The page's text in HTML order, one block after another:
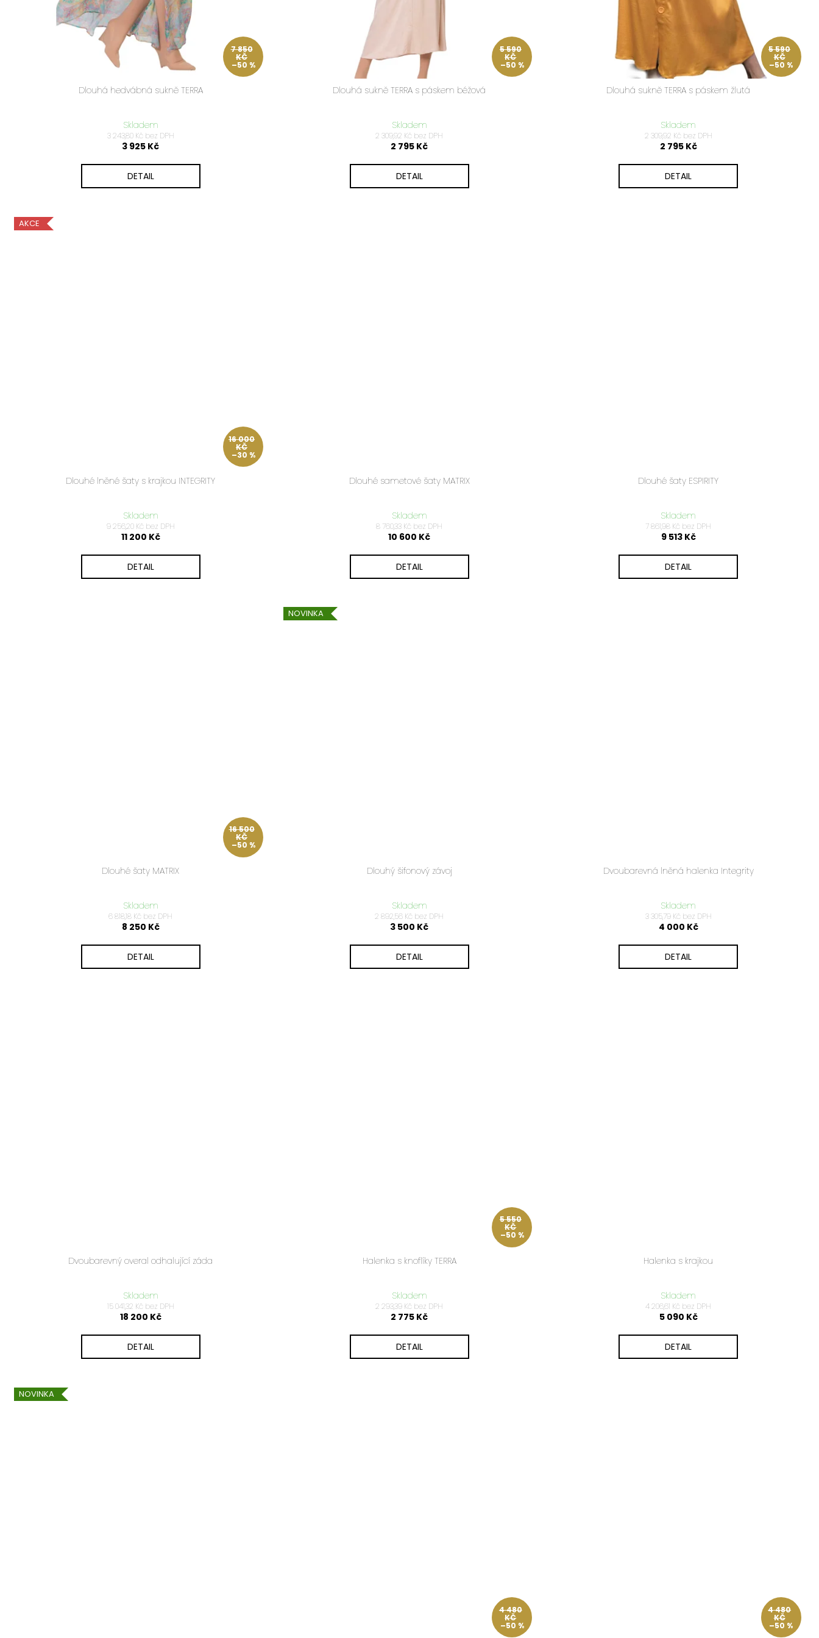
7 850
KČ
–50 %
Dlouhá hedvábná sukně TERRA
Skladem
3 243,80 Kč bez DPH
3 925 Kč
DETAIL
5 590
KČ
–50 %
Dlouhá sukně TERRA s páskem béžová
Skladem
2 309,92 Kč bez DPH
2 795 Kč
DETAIL
5 590
KČ
–50 %
Dlouhá sukně TERRA s páskem žlutá
Skladem
2 309,92 Kč bez DPH
2 795 Kč
DETAIL
AKCE
16 000
KČ
–30 %
Dlouhé lněné šaty s krajkou INTEGRITY
Skladem
9 256,20 Kč bez DPH
11 200 Kč
DETAIL
Dlouhé sametové šaty MATRIX
Skladem
8 760,33 Kč bez DPH
10 600 Kč
DETAIL
Dlouhé šaty ESPIRITY
Skladem
7 861,98 Kč bez DPH
9 513 Kč
DETAIL
16 500
KČ
–50 %
Dlouhé šaty MATRIX
Skladem
6 818,18 Kč bez DPH
8 250 Kč
DETAIL
NOVINKA
Dlouhý šifonový závoj
Skladem
2 892,56 Kč bez DPH
3 500 Kč
DETAIL
Dvoubarevná lněná halenka Integrity
Skladem
3 305,79 Kč bez DPH
4 000 Kč
DETAIL
Dvoubarevný overal odhalující záda
Skladem
15 041,32 Kč bez DPH
18 200 Kč
DETAIL
5 550
KČ
–50 %
Halenka s knoflíky TERRA
Skladem
2 293,39 Kč bez DPH
2 775 Kč
DETAIL
Halenka s krajkou
Skladem
4 206,61 Kč bez DPH
5 090 Kč
DETAIL
NOVINKA
4 480
KČ
–50 %
4 480
KČ
–50 %